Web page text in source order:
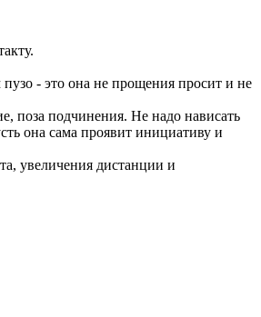
- это она не прощения просит и не
поза подчинения. Не надо нависать
она сама проявит инициативу и
увеличения дистанции и